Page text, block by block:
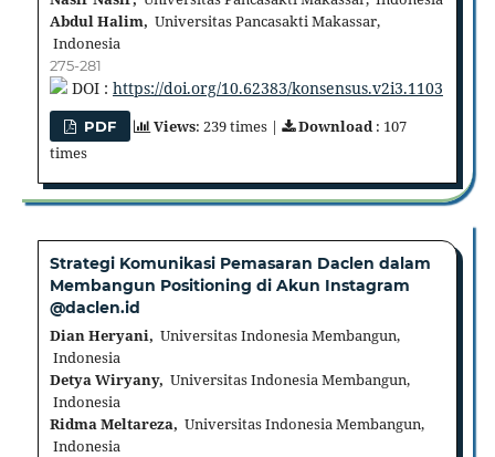
Abdul Halim, Universitas Pancasakti Makassar,
Indonesia
275-281
DOI : https://doi.org/10.62383/konsensus.v2i3.1103
PDF Views: 239 times | Download: 107
times
Strategi Komunikasi Pemasaran Daclen dalam
Membangun Positioning di Akun Instagram
@daclen.id
Dian Heryani, Universitas Indonesia Membangun,
Indonesia
Detya Wiryany, Universitas Indonesia Membangun,
Indonesia
Ridma Meltareza, Universitas Indonesia Membangun,
Indonesia